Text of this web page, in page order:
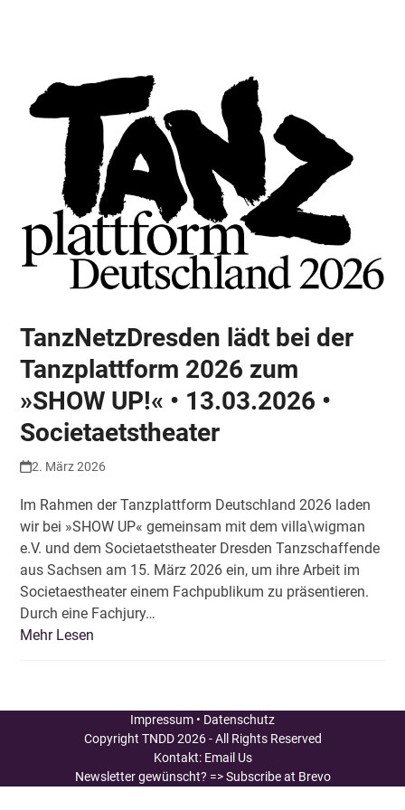
TanzNetzDresden lädt bei der
Tanzplattform 2026 zum
»SHOW UP!« • 13.03.2026 •
Societaetstheater
2. März 2026
Im Rahmen der Tanzplattform Deutschland 2026 laden
wir bei »SHOW UP« gemeinsam mit dem villa\wigman
e.V. und dem Societaetstheater Dresden Tanzschaffende
aus Sachsen am 15. März 2026 ein, um ihre Arbeit im
Societaestheater einem Fachpublikum zu präsentieren.
Durch eine Fachjury…
Mehr Lesen
Impressum • Datenschutz
Copyright TNDD2026 - All Rights Reserved
Kontakt: Email Us
Newsletter gewünscht? => Subscribe at Brevo